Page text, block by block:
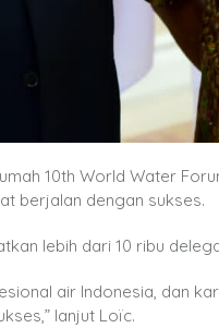
10th World Water
berjalan dengan sukses.
lebih dari 10 ribu
air Indonesia, dan
lanjut Loïc.